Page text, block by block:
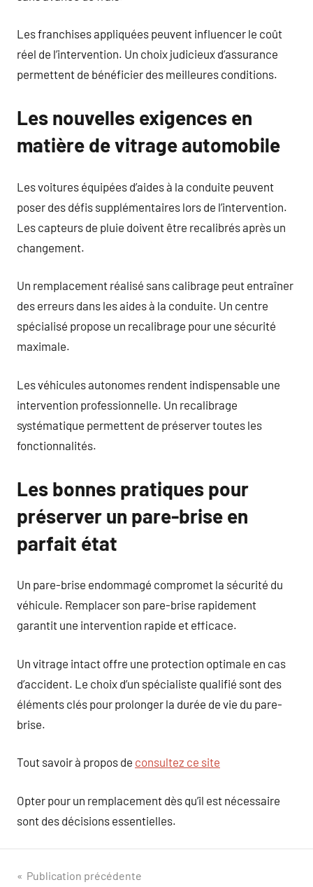
Les franchises appliquées peuvent influencer le coût
réel de l’intervention. Un choix judicieux d’assurance
permettent de bénéficier des meilleures conditions.
Les nouvelles exigences en
matière de vitrage automobile
Les voitures équipées d’aides à la conduite peuvent
poser des défis supplémentaires lors de l’intervention.
Les capteurs de pluie doivent être recalibrés après un
changement.
Un remplacement réalisé sans calibrage peut entraîner
des erreurs dans les aides à la conduite. Un centre
spécialisé propose un recalibrage pour une sécurité
maximale.
Les véhicules autonomes rendent indispensable une
intervention professionnelle. Un recalibrage
systématique permettent de préserver toutes les
fonctionnalités.
Les bonnes pratiques pour
préserver un pare-brise en
parfait état
Un pare-brise endommagé compromet la sécurité du
véhicule. Remplacer son pare-brise rapidement
garantit une intervention rapide et efficace.
Un vitrage intact offre une protection optimale en cas
d’accident. Le choix d’un spécialiste qualifié sont des
éléments clés pour prolonger la durée de vie du pare-
brise.
Tout savoir à propos de consultez ce site
Opter pour un remplacement dès qu’il est nécessaire
sont des décisions essentielles.
Navigation
Publication précédente